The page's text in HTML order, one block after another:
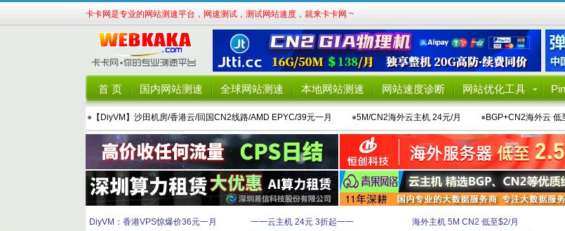
卡卡网是专业的网站测速平台，网速测试，测试网站速度，就来卡卡网 ~
首 页 国内网站测速 全球网站测速 本地网站测速 网站速度诊断 网站优化工具
● 【DiyVM】沙田机房/香港云/回国CN2线路/AMD EPYC/39元一月 ●5M/CN2海外云主机 24元/月 ●BGP+CN2海外云 低
DiyVM：香港VPS惊爆价36元一月
一一云主机 24元 3折起一一
海外主机 5M CN2 低至$2/月